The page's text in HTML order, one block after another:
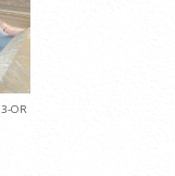
3-OR